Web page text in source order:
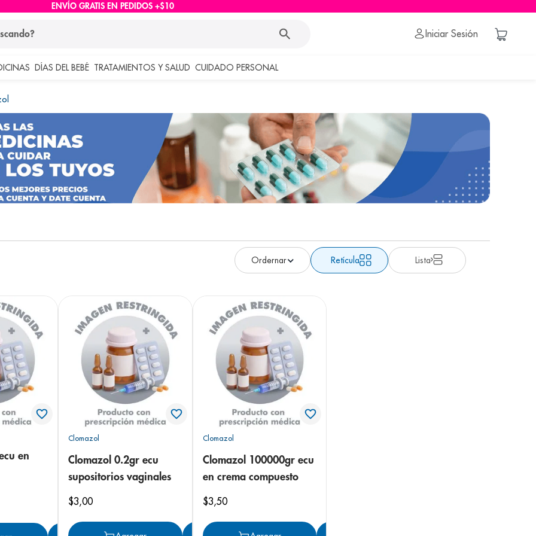
ENVÍO GRATIS EN PEDIDOS +$10
Iniciar Sesión
DÍAS DEL BEBÉ TRATAMIENTOS Y SALUD CUIDADO PERSONAL
Retícula Lista
en
Clomazol
Clomazol 0.2gr ecu
supositorios vaginales
$3,00
Clomazol
Clomazol 100000gr ecu
en crema compuesto
$3,50
buscados